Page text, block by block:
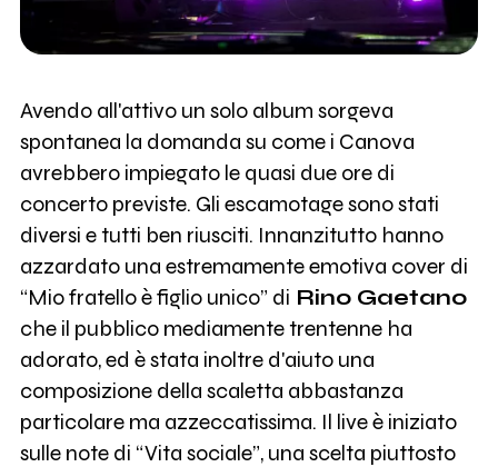
Avendo all'attivo un solo album sorgeva
spontanea la domanda su come i Canova
avrebbero impiegato le quasi due ore di
concerto previste. Gli escamotage sono stati
diversi e tutti ben riusciti. Innanzitutto hanno
azzardato una estremamente emotiva cover di
“Mio fratello è figlio unico” di Rino Gaetano
che il pubblico mediamente trentenne ha
adorato, ed è stata inoltre d'aiuto una
composizione della scaletta abbastanza
particolare ma azzeccatissima. Il live è iniziato
sulle note di “Vita sociale”, una scelta piuttosto